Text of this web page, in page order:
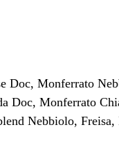
Doc, Monferrato
Doc, Monferrato
Nebbiolo,